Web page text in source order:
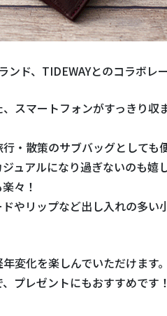
ンド、TIDEWAYとのコラボレー
スマートフォンがすっきり収
・散策のサブバッグとしても
ュアルになり過ぎないのも嬉
々！
やリップなど出し入れの多い
変化を楽しんでいただけます。
プレゼントにもおすすめです！